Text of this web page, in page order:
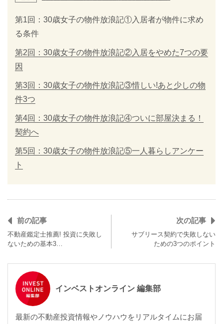
第1回：30歳女子の物件放浪記①入居者が物件に求め
る条件
第2回：30歳女子の物件放浪記②入居をやめた7つの要
因
第3回：30歳女子の物件放浪記③惜しい!あと少しの物
件3つ
第4回：30歳女子の物件放浪記④ついに部屋決まる！
契約へ
第5回：30歳女子の物件放浪記⑤一人暮らしアンケー
ト
前の記事
不動産鑑定士推薦! 投資に失敗し
ないための基本3…
次の記事
サブリース契約で失敗しない
ための3つのポイント
インベストオンライン 編集部
最新の不動産投資情報やノウハウをリアルタイムにお届